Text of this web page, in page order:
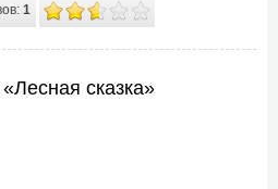
1
сказка»